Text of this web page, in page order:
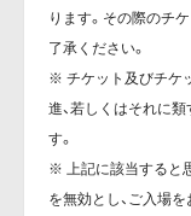
ります。その際のチ
了承ください。
※ チケット及びチケ
進、若しくはそれに
す。
※ 上記に該当すると
を無効とし、ご入場